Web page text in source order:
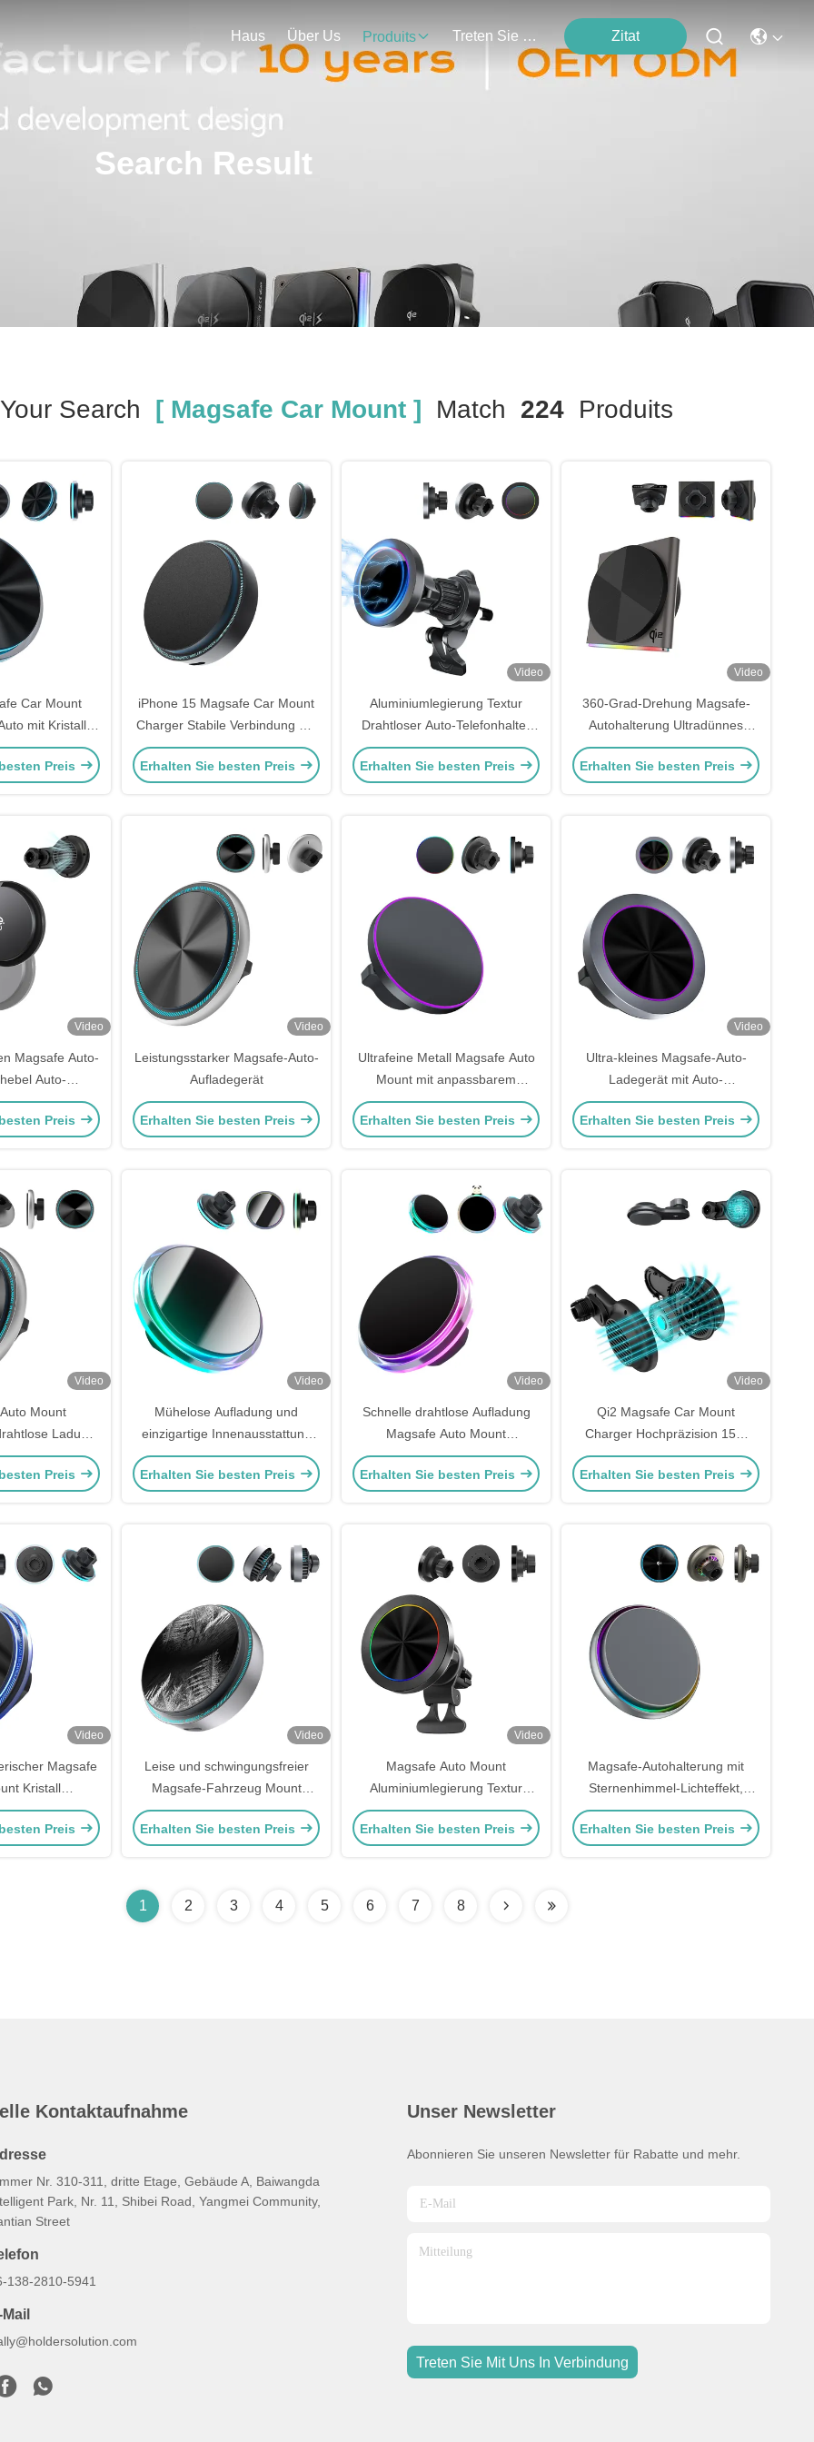
Haus Über Us Produits Treten Sie Mit Uns In Verbindung Zitat
Search Result
Your Search [ Magsafe Car Mount ] Match 224Produits
Car Mount
mit Kristall
und Schritt
Preis
iPhone 15 Magsafe Car Mount
Charger Stabile Verbindung mit
Beleuchtungseffekt
Erhalten Sie besten Preis
Video
Aluminiumlegierung Textur
Drahtloser Auto-Telefonhalter
Magsafe Autohalterung RGB-
Lichteffekt Schnellladung
Erhalten Sie besten Preis
Video
360-Grad-Drehung Magsafe-
Autohalterung Ultradünnes
Design Metallmaterial 9-Farben-
RGB-Lichteffekt Schnellladung
Erhalten Sie besten Preis
Video
Magsafe Auto-
Auto-
Magsafe
Preis
Video
Leistungsstarker Magsafe-Auto-
Aufladegerät
Erhalten Sie besten Preis
Ultrafeine Metall Magsafe Auto
Mount mit anpassbarem
Objektivmaterial
Erhalten Sie besten Preis
Video
Ultra-kleines Magsafe-Auto-
Ladegerät mit Auto-
Telefonhalter
Erhalten Sie besten Preis
Video
Mount
Ladung
mit individuell
und Logo-
Preis
Video
Mühelose Aufladung und
einzigartige Innenausstattung
Magsafe Car Mount mit Kristall-
Umgebungslichtunterstützung
Erhalten Sie besten Preis
Video
Schnelle drahtlose Aufladung
Magsafe Auto Mount
Magnetische stabile Kristall
Umgebungslicht Design
Erhalten Sie besten Preis
Video
Qi2 Magsafe Car Mount
Charger Hochpräzision 15W
Vollgeschwindigkeitsladung
Erhalten Sie besten Preis
Video
Magsafe
Kristall
Design
Horizontales
Preis
Video
Leise und schwingungsfreier
Magsafe-Fahrzeug Mount
Einfacher Betrieb Magsafe-
Telefonhalter
Erhalten Sie besten Preis
Video
Magsafe Auto Mount
Aluminiumlegierung Textur
Wireless-Ladegerät mit RGB-
Licht-Display und eine Hand-
Erhalten Sie besten Preis
Magsafe-Autohalterung mit
Sternenhimmel-Lichteffekt,
schneller Wärmeableitung, QI2-
Schnellladung, magnetische
Erhalten Sie besten Preis
1 2 3 4 5 6 7 8
Kontaktaufnahme
Nr. 310-311, dritte Etage, Gebäude A, Baiwangda
Park, Nr. 11, Shibei Road, Yangmei Community,
Street
138-2810-5941
Mail
Unser Newsletter
Abonnieren Sie unseren Newsletter für Rabatte und mehr.
Treten Sie Mit Uns In Verbindung